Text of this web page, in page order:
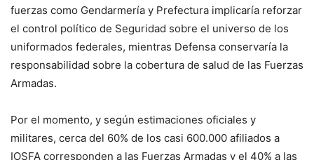
fuerzas como Gendarmería y Prefectura implicaría reforzar
el control político de Seguridad sobre el universo de los
uniformados federales, mientras Defensa conservaría la
responsabilidad sobre la cobertura de salud de las Fuerzas
Armadas.
Por el momento, y según estimaciones oficiales y
militares, cerca del 60% de los casi 600.000 afiliados a
IOSFA corresponden a las Fuerzas Armadas y el 40% a las